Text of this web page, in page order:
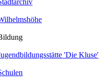
'Die Kluse'